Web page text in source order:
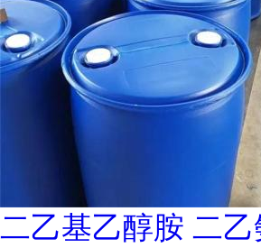
二乙基乙醇胺 二